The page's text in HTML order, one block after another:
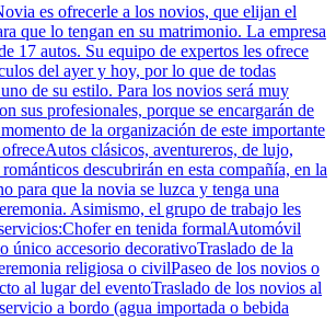
es ofrecerle a los novios, que elijan el
que lo tengan en su matrimonio. La empresa
17 autos. Su equipo de expertos les ofrece
del ayer y hoy, por lo que de todas
de su estilo. Para los novios será muy
sus profesionales, porque se encargarán de
de la organización de este importante
clásicos, aventureros, de lujo,
descubrirán en esta compañía, en la
para que la novia se luzca y tenga una
Asimismo, el grupo de trabajo les
en tenida formalAutomóvil
único accesorio decorativoTraslado de la
religiosa o civilPaseo de los novios o
al lugar del eventoTraslado de los novios al
a bordo (agua importada o bebida